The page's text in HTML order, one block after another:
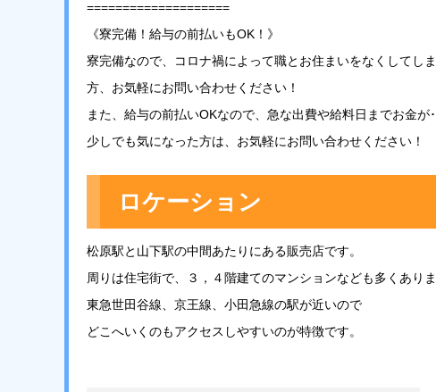
====================
《寮完備！給与の前払いもOK！》
寮完備なので、コロナ禍によって職とお住まいをなくしてし
方、お気軽にお問い合わせください！
また、給与の前払いOKなので、急な出費や給料日までお金が
少しでも気になった方は、お気軽にお問い合わせください！
ロケーション
松原駅と山下駅の中間あたりにある販売店です。
周りは住宅街で、３，４階建てのマンションなども多くありま
東急世田谷線、京王線、小田急線の駅が近いので
どこへいくのもアクセスしやすいのが特徴です。